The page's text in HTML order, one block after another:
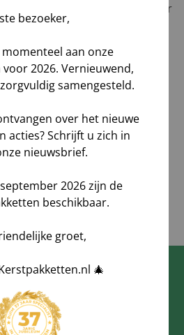
Grote organisaties willen daar
omdat het eenvoudiger is,
als onpersoonlijk. Dat hoor ik
daarop dan toch maar weer
gaan. Een bon kunnen
ze willen verrast worden.
die je als baas aan je
van al onze
trends!
nieuwsbrief en ontvang 5%
bezoeker,
aan onze
2026. Vernieuwend,
samengesteld.
over het nieuwe
acties? Schrijft u zich in
nieuwsbrief.
2026 zijn de
beschikbaar.
groet,
🎄